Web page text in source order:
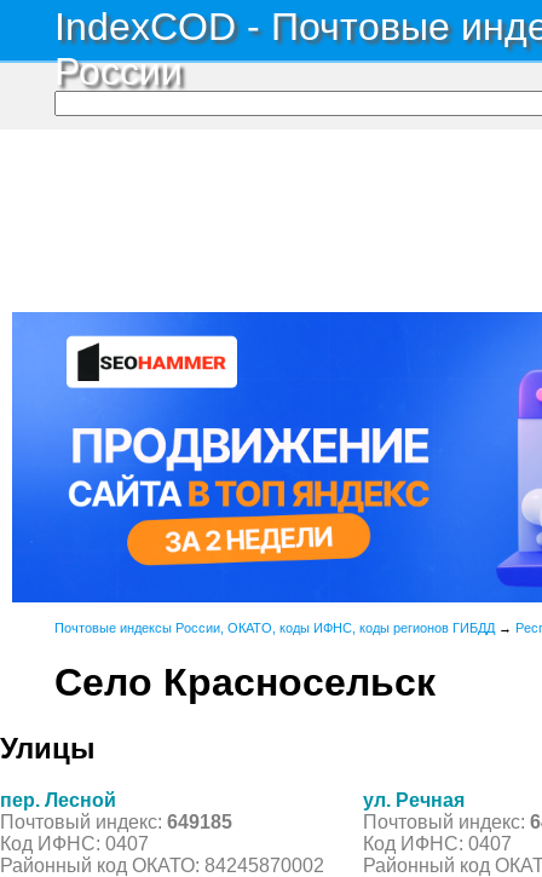
IndexCOD - Почтовые
России
Почтовые индексы России, ОКАТО, коды ИФНС, коды регионов ГИБДД →
Село Красносельск
Улицы
пер. Лесной
Почтовый индекс: 649185
Код ИФНС: 0407
Районный код ОКАТО: 84245870002
ул. Речная
Почтовый индекс:
Код ИФНС: 0407
Районный код